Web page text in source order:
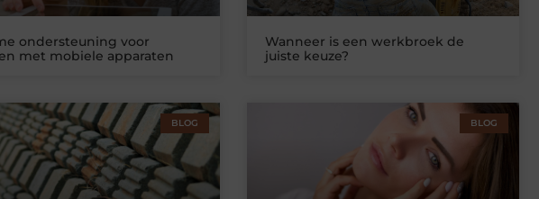
ondersteuning voor
met mobiele apparaten
Wanneer is een werkbroek de
juiste keuze?
BLOG BLOG